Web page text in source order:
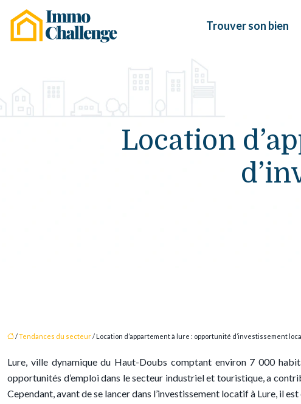
Trouver son bien
Location
/Tendances du secteur/ Location d’appartement à lure : opportunité d’investissement
Lure, ville dynamique du Haut-Doubs comptant environ 7 000
opportunités d’emploi dans le secteur industriel et touristique, a
Cependant, avant de se lancer dans l’investissement locatif à Lure, il